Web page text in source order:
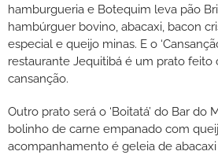
hamburgueria e Botequim leva pão
hambúrguer bovino, abacaxi, bacon
especial e queijo minas. E o
restaurante Jequitibá é um prato
cansanção.
Outro prato será o ‘Boitatá’ do Bar do
bolinho de carne empanado com
acompanhamento é geleia de